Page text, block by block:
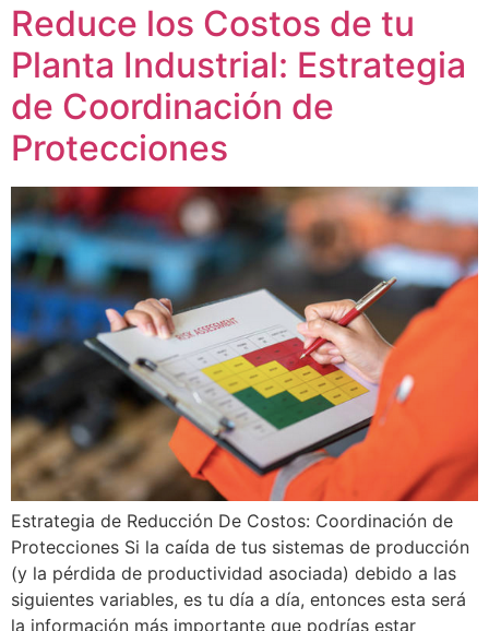
Reduce los Costos de tu
Planta Industrial: Estrategia
de Coordinación de
Protecciones
Estrategia de Reducción De Costos: Coordinación de
Protecciones Si la caída de tus sistemas de producción
(y la pérdida de productividad asociada) debido a las
siguientes variables, es tu día a día, entonces esta será
la información más importante que podrías estar